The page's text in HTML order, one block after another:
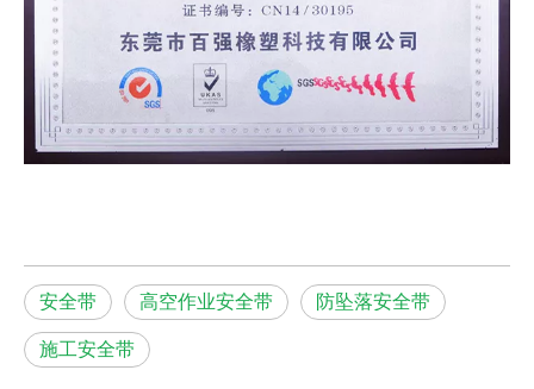
安全带 高空作业安全带 防坠落安全带
施工安全带